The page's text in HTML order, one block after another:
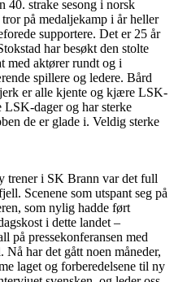
40. strake sesong i norsk
på medaljekamp i år heller
supportere. Det er 25 år
har besøkt den stolte
med aktører rundt og i
spillere og ledere. Bård
er alle kjente og kjære LSK-
LSK-dager og har sterke
de er glade i. Veldig sterke
trener i SK Brann var det full
Scenene som utspant seg på
som nylig hadde ført
i dette landet –
på pressekonferansen med
har det gått noen måneder,
laget og forberedelsene til ny